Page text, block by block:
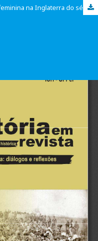
Privacidade em práticas de escrita feminina na Inglaterra do século XVIII